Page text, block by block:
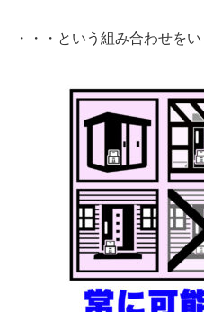
・・・という組み合わせを